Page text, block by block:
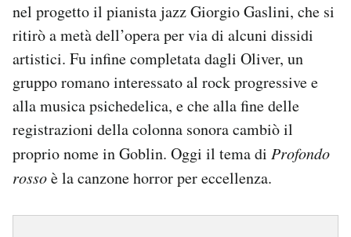
nel progetto il pianista jazz Giorgio Gaslini, che si
ritirò a metà dell’opera per via di alcuni dissidi
artistici. Fu infine completata dagli Oliver, un
gruppo romano interessato al rock progressive e
alla musica psichedelica, e che alla fine delle
registrazioni della colonna sonora cambiò il
proprio nome in Goblin. Oggi il tema di Profondo
rossoè la canzone horror per eccellenza.